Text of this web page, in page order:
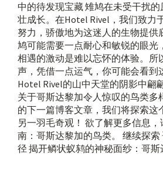
中的待发现宝藏 雉鸠在未受干扰
壮成长。在Hotel Rivel，我们致力
努力，骄傲地为这迷人的生物提供
鸠可能需要一点耐心和敏锐的眼光
相遇的激动是难以忘怀的体验。所
声，凭借一点运气，你可能会看到
Hotel Rivel的山中天堂的阴影中翩
关于哥斯达黎加令人惊叹的鸟类多
的下一篇博客文章，我们将探索这
另一羽毛奇观！ 欲了解更多信息
南：哥斯达黎加的鸟类。 继续探
径 揭开鳞状蚁鸫的神秘面纱：哥